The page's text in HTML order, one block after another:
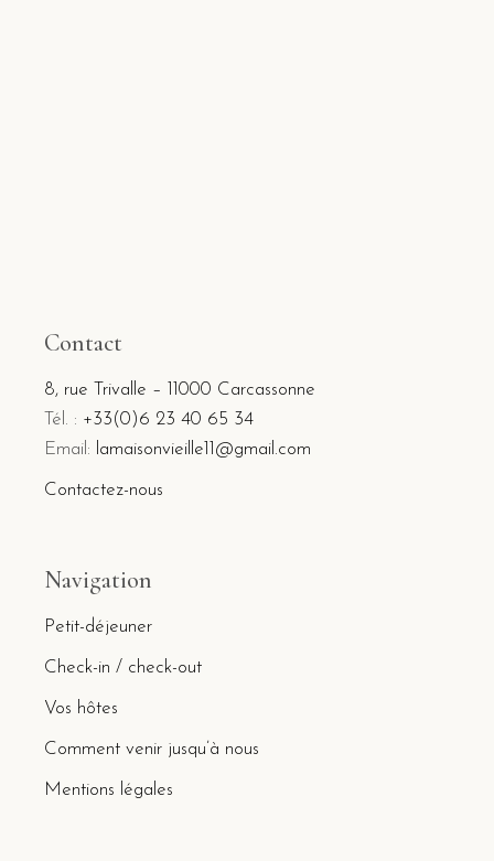
Contact
8, rue Trivalle – 11000 Carcassonne
Tél. : +33(0)6 23 40 65 34
Email: lamaisonvieille11@gmail.com
Contactez-nous
Navigation
Petit-déjeuner
Check-in / check-out
Vos hôtes
Comment venir jusqu’à nous
Mentions légales